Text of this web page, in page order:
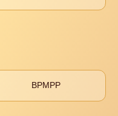
BPMPP